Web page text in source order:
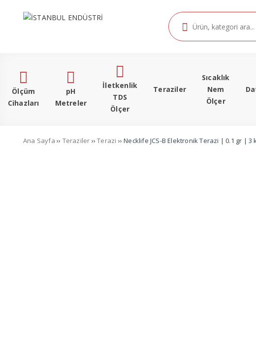
Ölçüm
Cihazları
pH
Metreler
İletkenlik
TDS
Ölçer
Teraziler
Sıcaklık
Nem
Ölçer
Ana Sayfa ›› Teraziler ››Terazi ›› Necklife JCS-B Elektronik Terazi | 0.1 gr | 3